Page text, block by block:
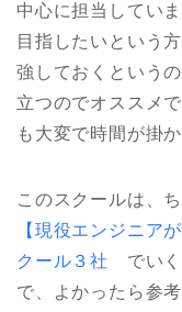
中心に担当してい
目指したいという
強しておくという
立つのでオススメ
も大変で時間が掛
このスクールは、
【現役エンジニア
クール３社
でいく
で、よかったら参